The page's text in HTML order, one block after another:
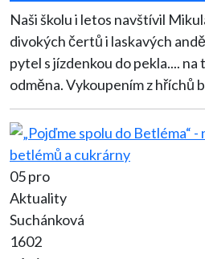
Naši školu i letos navštívil
divokých čertů i laskavých
pytel s jízdenkou do pekla....
odměna. Vykoupením z hříchů
05 pro
Aktuality
Suchánková
1602